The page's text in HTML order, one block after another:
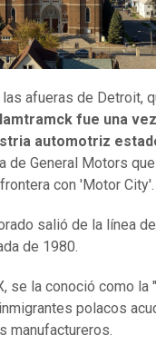
afueras de Detroit,
fue una
automotriz
de General Motors
con 'Motor City'.
salió de la línea
de 1980.
se la conoció como la
polacos
manufactureros.